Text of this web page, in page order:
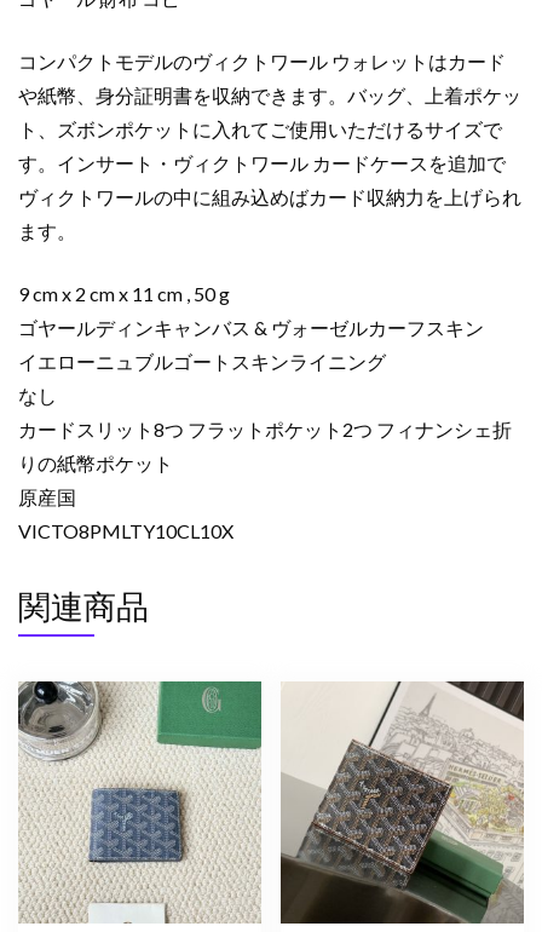
ス
イ
ブ
ル
ー
VICTO8PMLTY10CL10X
レ
ザ
個
コンパクトモデルのヴィクトワール ウォレットはカード
や紙幣、身分証明書を収納できます。バッグ、上着ポケッ
ト、ズボンポケットに入れてご使用いただけるサイズで
す。インサート・ヴィクトワール カードケースを追加で
ヴィクトワールの中に組み込めばカード収納力を上げられ
ます。
9 cm x 2 cm x 11 cm , 50 g
ゴヤールディンキャンバス & ヴォーゼルカーフスキン
イエローニュブルゴートスキンライニング
なし
カードスリット8つ フラットポケット2つ フィナンシェ折
りの紙幣ポケット
原産国
VICTO8PMLTY10CL10X
関連商品